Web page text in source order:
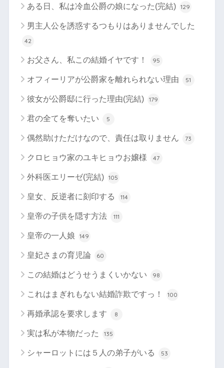
ある日、私は冷血公爵の娘になった(完結) 129
男主人公を誘惑するつもりはありませんでした
42
お父さん、私この結婚イヤです！ 95
オフィーリアが公爵家を離れられない理由 51
彼女が公爵邸に行った理由(完結) 179
君の全てを奪いたい 5
偶然助けただけなので、責任は取りません 73
クロヒョウ家のユキヒョウお嬢様 47
外科医エリーゼ(完結) 105
皇女、反逆者に刻印する 114
皇帝の子供を隠す方法 111
皇帝の一人娘 149
皇妃さまの育児論 60
この結婚はどうせうまくいかない 98
これはまぎれもない結婚詐欺ですっ！ 100
再婚承認を要求します 8
実は私が本物だった 135
シャーロットには５人の弟子がいる 53